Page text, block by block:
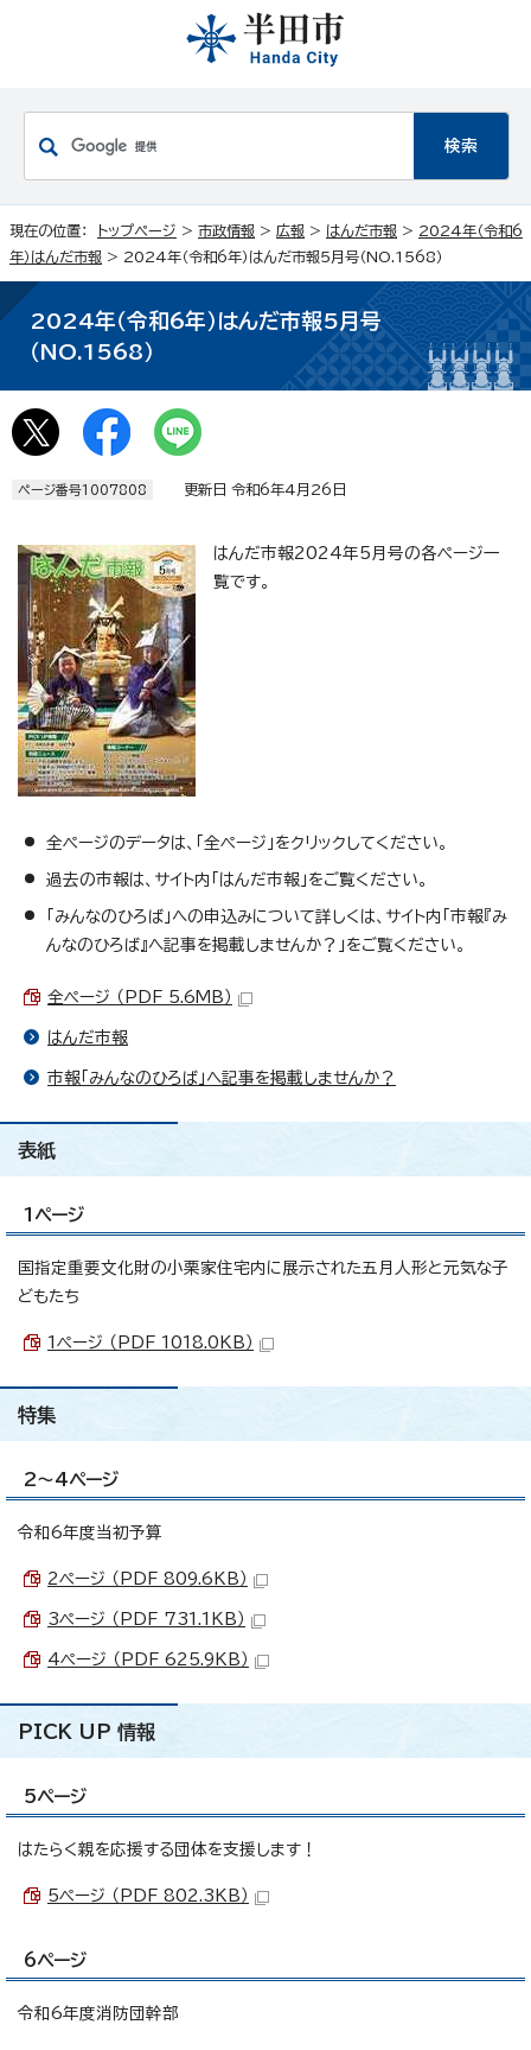
現在の位置： トップページ > 市政情報 > 広報 > はんだ市報 > 2024年（令和6
年）はんだ市報 > 2024年（令和6年）はんだ市報5月号（NO.1568）
2024年（令和6年）はんだ市報5月号
（NO.1568）
ページ番号1007808 更新日 令和6年4月26日
はんだ市報2024年5月号の各ページ一
覧です。
全ページのデータは、「全ページ」をクリックしてください。
過去の市報は、サイト内「はんだ市報」をご覧ください。
「みんなのひろば」への申込みについて詳しくは、サイト内「市報『み
んなのひろば』へ記事を掲載しませんか？」をご覧ください。
全ページ （PDF 5.6MB）
はんだ市報
市報「みんなのひろば」へ記事を掲載しませんか？
表紙
1ページ
国指定重要文化財の小栗家住宅内に展示された五月人形と元気な子
どもたち
1ページ （PDF 1018.0KB）
特集
2～4ページ
令和6年度当初予算
2ページ （PDF 809.6KB）
3ページ （PDF 731.1KB）
4ページ （PDF 625.9KB）
PICK UP 情報
5ページ
はたらく親を応援する団体を支援します！
5ページ （PDF 802.3KB）
6ページ
令和6年度消防団幹部